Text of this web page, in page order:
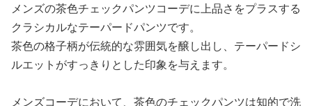
メンズの茶色チェックパンツコーデに上品さをプラスする
クラシカルなテーパードパンツです。
茶色の格子柄が伝統的な雰囲気を醸し出し、テーパードシ
ルエットがすっきりとした印象を与えます。
メンズコーデにおいて、茶色のチェックパンツは知的で洗